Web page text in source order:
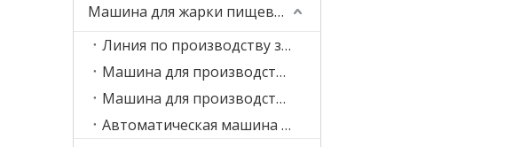
Машина для жарки пищевых продуктов
Линия по производству замороженного картофеля фри
Машина для производства картофельных чипсов
Машина для производства банановых чипсов
Автоматическая машина для жарки